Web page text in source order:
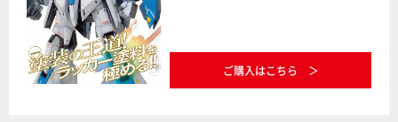
ご購入はこちら